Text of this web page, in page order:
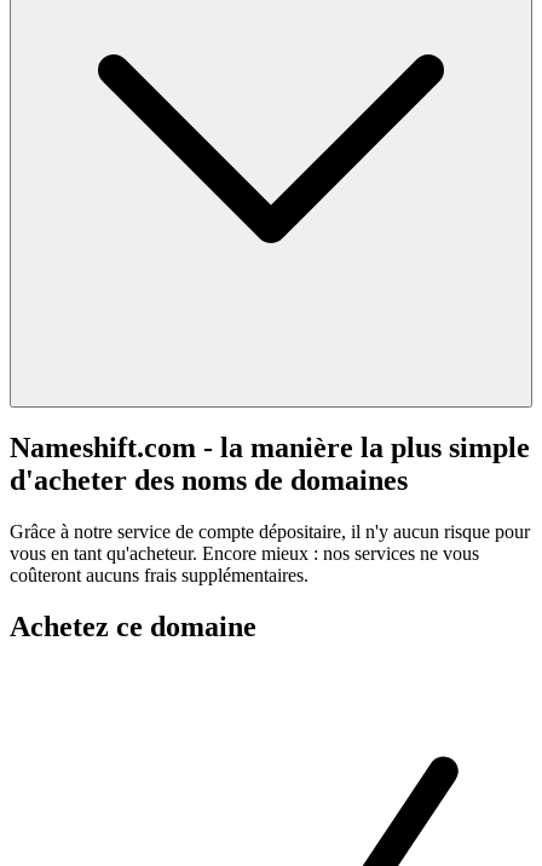
Nameshift.com - la manière la plus simple
d'acheter des noms de domaines
Grâce à notre service de compte dépositaire, il n'y aucun risque pour
vous en tant qu'acheteur. Encore mieux : nos services ne vous
coûteront aucuns frais supplémentaires.
Achetez ce domaine